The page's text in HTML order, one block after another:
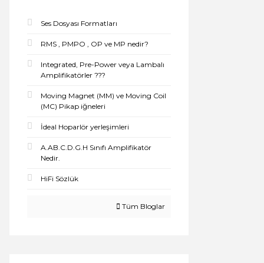
Ses Dosyası Formatları
RMS , PMPO , OP ve MP nedir?
Integrated, Pre-Power veya Lambalı
Amplifikatörler ???
Moving Magnet (MM) ve Moving Coil
(MC) Pikap iğneleri
İdeal Hoparlör yerleşimleri
A.AB.C.D.G.H Sınıfı Amplifikatör
Nedir.
HiFi Sözlük
Tüm Bloglar